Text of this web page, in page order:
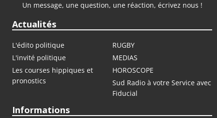
Un message, une question, une réaction, écrivez nous !
Actualités
L'édito politique
RUGBY
L'invité politique
MEDIAS
Les courses hippiques et
pronostics
HOROSCOPE
Sud Radio à votre Service avec
Fiducial
Informations